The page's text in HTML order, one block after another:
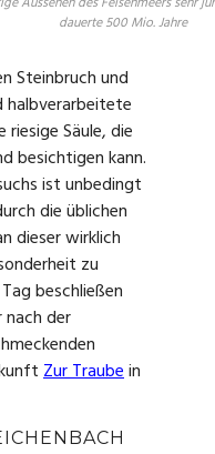
dauerte 500 Mio. Jahre
Steinbruch und
halbverarbeitete
Säule, die
besichtigen kann.
ist unbedingt
die üblichen
dieser wirklich
zu
beschließen
der
Zur Traubein